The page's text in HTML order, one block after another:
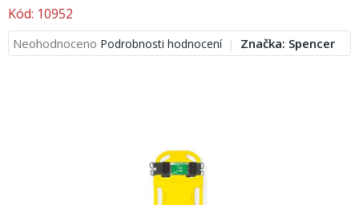
★
Nepřehlédněte
★
Kód: 10952
Průměrné
hodnocení
Neohodnoceno Podrobnosti hodnocení Značka: Spencer